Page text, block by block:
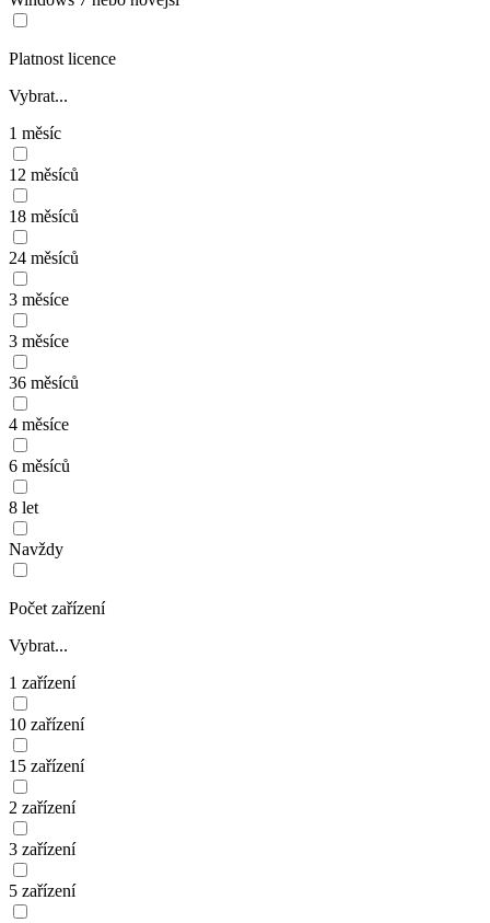
Platnost licence
Vybrat...
1 měsíc
12 měsíců
18 měsíců
24 měsíců
3 měsíce
3 měsíce
36 měsíců
4 měsíce
6 měsíců
8 let
Navždy
Počet zařízení
Vybrat...
1 zařízení
10 zařízení
15 zařízení
2 zařízení
3 zařízení
5 zařízení